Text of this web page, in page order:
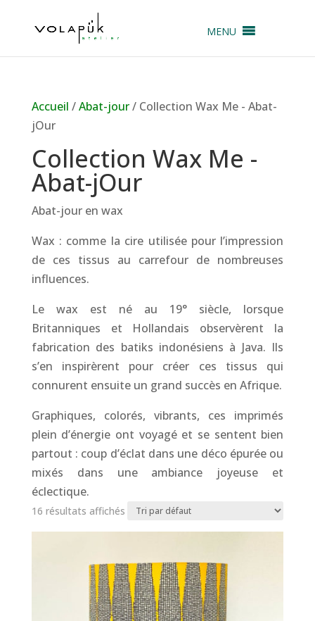
MENU
Accueil /Abat-jour/ Collection Wax Me - Abat-
jOur
Collection Wax Me -
Abat-jOur
Abat-jour en wax
Wax : comme la cire utilisée pour l’impression
de ces tissus au carrefour de nombreuses
influences.
Le wax est né au 19° siècle, lorsque
Britanniques et Hollandais observèrent la
fabrication des batiks indonésiens à Java. Ils
s’en inspirèrent pour créer ces tissus qui
connurent ensuite un grand succès en Afrique.
Graphiques, colorés, vibrants, ces imprimés
plein d’énergie ont voyagé et se sentent bien
partout : coup d’éclat dans une déco épurée ou
mixés dans une ambiance joyeuse et
éclectique.
16 résultats affichés